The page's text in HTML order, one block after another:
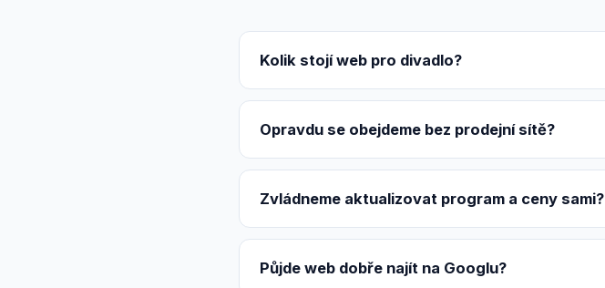
Kolik stojí web pro divadlo?
Opravdu se obejdeme bez prodejní sítě?
Zvládneme aktualizovat program a ceny sami?
Půjde web dobře najít na Googlu?